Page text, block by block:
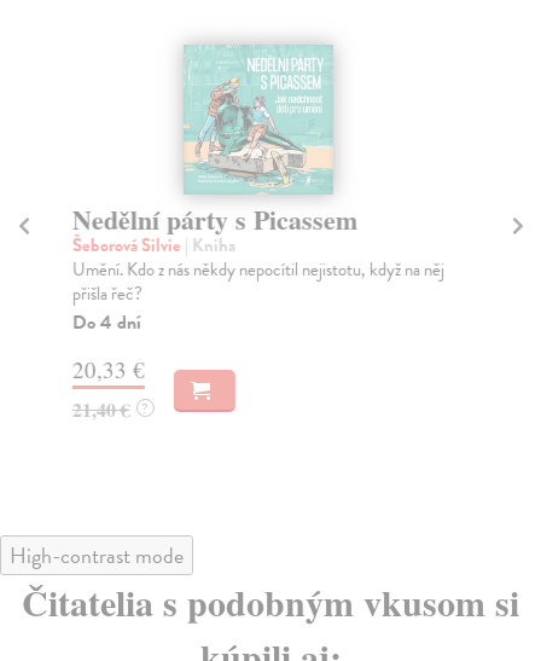
Nedělní párty s Picassem
Šeborová Silvie | Kniha
Umění. Kdo z nás někdy nepocítil nejistotu, když na něj
přišla řeč?
Do 4 dní
20,33 €
21,40 € ?
High-contrast mode
Čitatelia s podobným vkusom si